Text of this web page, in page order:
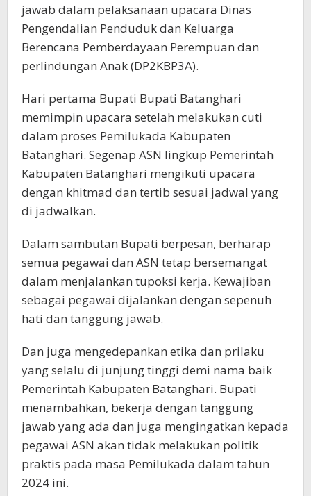
jawab dalam pelaksanaan upacara Dinas
Pengendalian Penduduk dan Keluarga
Berencana Pemberdayaan Perempuan dan
perlindungan Anak (DP2KBP3A).
Hari pertama Bupati Bupati Batanghari
memimpin upacara setelah melakukan cuti
dalam proses Pemilukada Kabupaten
Batanghari. Segenap ASN lingkup Pemerintah
Kabupaten Batanghari mengikuti upacara
dengan khitmad dan tertib sesuai jadwal yang
di jadwalkan.
Dalam sambutan Bupati berpesan, berharap
semua pegawai dan ASN tetap bersemangat
dalam menjalankan tupoksi kerja. Kewajiban
sebagai pegawai dijalankan dengan sepenuh
hati dan tanggung jawab.
Dan juga mengedepankan etika dan prilaku
yang selalu di junjung tinggi demi nama baik
Pemerintah Kabupaten Batanghari. Bupati
menambahkan, bekerja dengan tanggung
jawab yang ada dan juga mengingatkan kepada
pegawai ASN akan tidak melakukan politik
praktis pada masa Pemilukada dalam tahun
2024 ini.